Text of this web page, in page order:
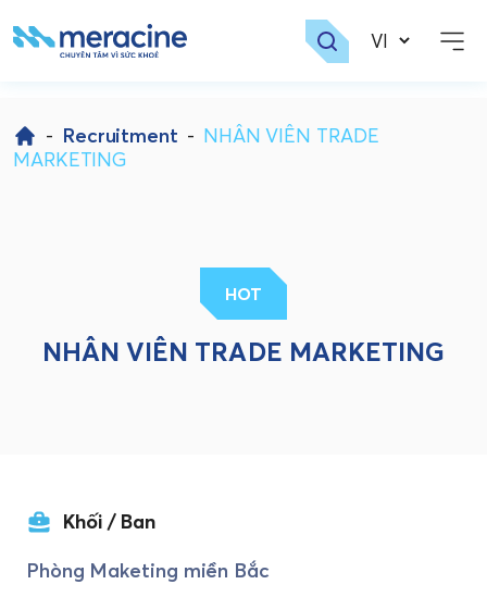
to
content
- Recruitment - NHÂN VIÊN TRADE
MARKETING
HOT
NHÂN VIÊN TRADE MARKETING
Khối / Ban
Phòng Maketing miền Bắc